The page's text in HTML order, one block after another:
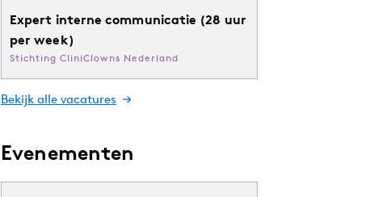
Expert interne communicatie (28 uur
per week)
Stichting CliniClowns Nederland
Bekijk alle vacatures
Evenementen